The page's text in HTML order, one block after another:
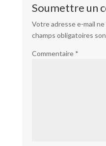
Soumettre un
Votre adresse e-mail ne
champs obligatoires
Commentaire *